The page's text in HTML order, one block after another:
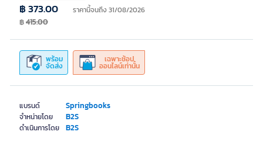
แบรนด์ Springbooks
จำหน่ายโดย B2S
ดำเนินการโดย B2S
พร้อม
จัดส่ง
เฉพาะช้อป
ออนไลน์เท่านั้น
฿ 373.00 ราคานี้จนถึง 31/08/2026
฿415.00